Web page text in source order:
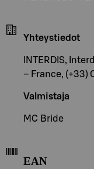
Yhteystiedot
INTERDIS,
– France, (+33)
Valmistaja
MC Bride
EAN